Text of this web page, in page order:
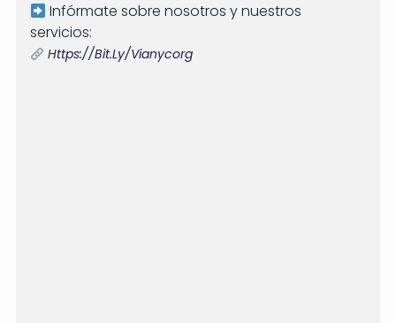
Infórmate sobre nosotros y nuestros
servicios:
Https://bit.ly/vianycorg